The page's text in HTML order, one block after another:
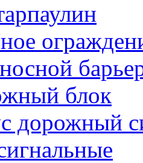
блок
дорожный